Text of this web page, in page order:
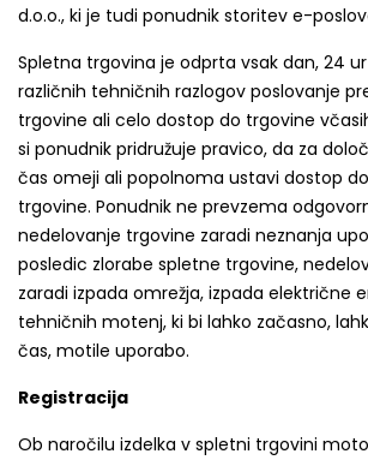
d.o.o., ki je tudi ponudnik storitev e-
Spletna trgovina je odprta vsak dan, 24
različnih tehničnih razlogov poslovanje
trgovine ali celo dostop do trgovine
si ponudnik pridružuje pravico, da za
čas omeji ali popolnoma ustavi dostop
trgovine. Ponudnik ne prevzema
nedelovanje trgovine zaradi neznanja
posledic zlorabe spletne trgovine,
zaradi izpada omrežja, izpada električne
tehničnih motenj, ki bi lahko začasno,
čas, motile uporabo.
Registracija
Ob naročilu izdelka v spletni trgovini